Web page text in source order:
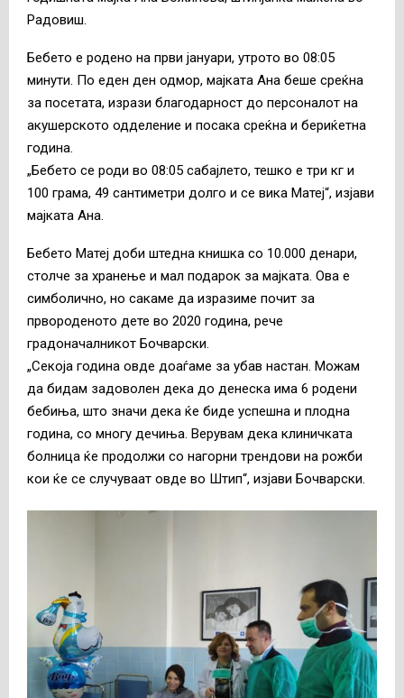
Радовиш.
Бебето е родено на први јануари, утрото во 08:05
минути. По еден ден одмор, мајката Ана беше среќна
за посетата, изрази благодарност до персоналот на
акушерското одделение и посака среќна и бериќетна
година.
„Бебето се роди во 08:05 сабајлето, тешко е три кг и
100 грама, 49 сантиметри долго и се вика Матеј“, изјави
мајката Ана.
Бебето Матеј доби штедна книшка со 10.000 денари,
столче за хранење и мал подарок за мајката. Ова е
симболично, но сакаме да изразиме почит за
првороденото дете во 2020 година, рече
градоначалникот Бочварски.
„Секоја година овде доаѓаме за убав настан. Можам
да бидам задоволен дека до денеска има 6 родени
бебиња, што значи дека ќе биде успешна и плодна
година, со многу дечиња. Верувам дека клиничката
болница ќе продолжи со нагорни трендови на рожби
кои ќе се случуваат овде во Штип“, изјави Бочварски.